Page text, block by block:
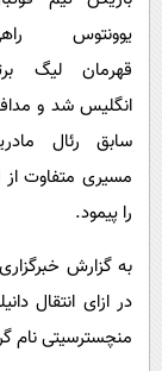
یوونتوس
قهرمان لیگ
انگلیس شد و
سابق رئال
مسیری متفاوت از
را پیمود.
به گزارش
در ازای انتقال
منچسترسیتی نام